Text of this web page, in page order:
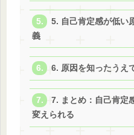
5. 自己肯定感が低い
義
6. 原因を知ったうえ
7. まとめ：自己肯定
変えられる